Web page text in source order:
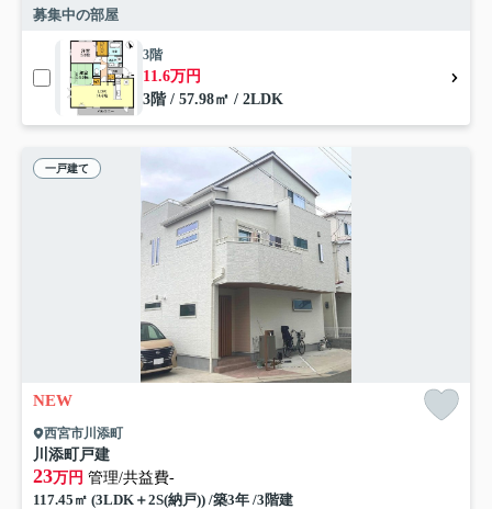
募集中の部屋
3階
11.6万円
3階 / 57.98㎡ / 2LDK
一戸建て
NEW
西宮市川添町
川添町戸建
23万円 管理/共益費-
117.45㎡ (3LDK＋2S(納戸)) /築3年 /3階建